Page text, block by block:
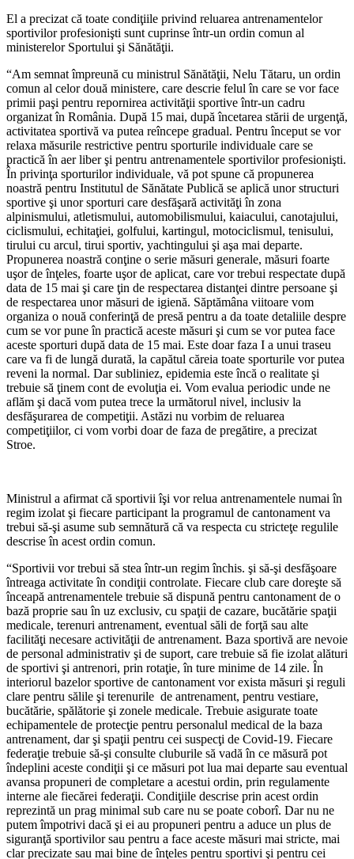
El a precizat că toate condiţiile privind reluarea antrenamentelor
sportivilor profesionişti sunt cuprinse într-un ordin comun al
ministerelor Sportului şi Sănătăţii.
“Am semnat împreună cu ministrul Sănătăţii, Nelu Tătaru, un ordin
comun al celor două ministere, care descrie felul în care se vor face
primii paşi pentru repornirea activităţii sportive într-un cadru
organizat în România. După 15 mai, după încetarea stării de urgenţă,
activitatea sportivă va putea reîncepe gradual. Pentru început se vor
relaxa măsurile restrictive pentru sporturile individuale care se
practică în aer liber şi pentru antrenamentele sportivilor profesionişti.
În privinţa sporturilor individuale, vă pot spune că propunerea
noastră pentru Institutul de Sănătate Publică se aplică unor structuri
sportive şi unor sporturi care desfăşară activităţi în zona
alpinismului, atletismului, automobilismului, kaiacului, canotajului,
ciclismului, echitaţiei, golfului, kartingul, motociclismul, tenisului,
tirului cu arcul, tirui sportiv, yachtingului şi aşa mai departe.
Propunerea noastră conţine o serie măsuri generale, măsuri foarte
uşor de înţeles, foarte uşor de aplicat, care vor trebui respectate după
data de 15 mai şi care ţin de respectarea distanţei dintre persoane şi
de respectarea unor măsuri de igienă. Săptămâna viitoare vom
organiza o nouă conferinţă de presă pentru a da toate detaliile despre
cum se vor pune în practică aceste măsuri şi cum se vor putea face
aceste sporturi după data de 15 mai. Este doar faza I a unui traseu
care va fi de lungă durată, la capătul căreia toate sporturile vor putea
reveni la normal. Dar subliniez, epidemia este încă o realitate şi
trebuie să ţinem cont de evoluţia ei. Vom evalua periodic unde ne
aflăm şi dacă vom putea trece la următorul nivel, inclusiv la
desfăşurarea de competiţii. Astăzi nu vorbim de reluarea
competiţiilor, ci vom vorbi doar de faza de pregătire, a precizat
Stroe.
Ministrul a afirmat că sportivii îşi vor relua antrenamentele numai în
regim izolat şi fiecare participant la programul de cantonament va
trebui să-şi asume sub semnătură că va respecta cu stricteţe regulile
descrise în acest ordin comun.
“Sportivii vor trebui să stea într-un regim închis. şi să-şi desfăşoare
întreaga activitate în condiţii controlate. Fiecare club care doreşte să
înceapă antrenamentele trebuie să dispună pentru cantonament de o
bază proprie sau în uz exclusiv, cu spaţii de cazare, bucătărie spaţii
medicale, terenuri antrenament, eventual săli de forţă sau alte
facilităţi necesare activităţii de antrenament. Baza sportivă are nevoie
de personal administrativ şi de suport, care trebuie să fie izolat alături
de sportivi şi antrenori, prin rotaţie, în ture minime de 14 zile. În
interiorul bazelor sportive de cantonament vor exista măsuri şi reguli
clare pentru sălile şi terenurile de antrenament, pentru vestiare,
bucătărie, spălătorie şi zonele medicale. Trebuie asigurate toate
echipamentele de protecţie pentru personalul medical de la baza
antrenament, dar şi spaţii pentru cei suspecţi de Covid-19. Fiecare
federaţie trebuie să-şi consulte cluburile să vadă în ce măsură pot
îndeplini aceste condiţii şi ce măsuri pot lua mai departe sau eventual
avansa propuneri de completare a acestui ordin, prin regulamente
interne ale fiecărei federaţii. Condiţiile descrise prin acest ordin
reprezintă un prag minimal sub care nu se poate coborî. Dar nu ne
putem împotrivi dacă şi ei au propuneri pentru a aduce un plus de
siguranţă sportivilor sau pentru a face aceste măsuri mai stricte, mai
clar precizate sau mai bine de înţeles pentru sportivi şi pentru cei